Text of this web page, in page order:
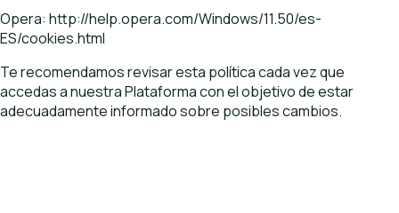
Opera: http://help.opera.com/Windows/11.50/es-
ES/cookies.html
Te recomendamos revisar esta política cada vez que
accedas a nuestra Plataforma con el objetivo de estar
adecuadamente informado sobre posibles cambios.